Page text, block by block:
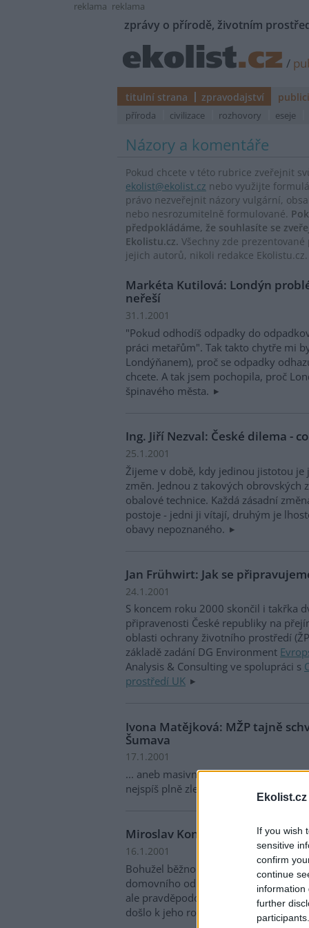
Ekolist.cz
If you wish
sensitive
confirm
continue
information
further
reklama reklama
zprávy o přírodě, životním
/
titulní strana zpravodajství
příroda civilizace rozhovory eseje
Názory a komentáře
Pokud chcete v této rubrice zveřejnit
ekolist@ekolist.cz nebo využijte
právo nezveřejnit názory vulgární,
nebo nesrozumitelně formulované.
předpokládáme, že souhlasíte se
Ekolistu.cz. Všechny zde
jejich autorů, nikoli redakce Ekolistu.cz.
Markéta Kutilová: Londýn
neřeší
31.1.2001
"Pokud odhodíš odpadky do
práci metařům". Tak takto chytře mi
Londýňanem), proč se odpadky
chcete. A tak jsem pochopila, proč
špinavého města.
Ing. Jiří Nezval: České dilema -
25.1.2001
Žijeme v době, kdy jedinou jistotou
změn. Jednou z takových obrovských
obalové technice. Každá zásadní
postoje - jedni ji vítají, druhým je
obavy nepoznaného.
Jan Frühwirt: Jak se
24.1.2001
S koncem roku 2000 skončil i takřka
připravenosti České republiky na
oblasti ochrany životního prostředí
základě zadání DG Environment
Analysis & Consulting ve spolupráci s
prostředí UK
Ivona Matějková: MŽP tajně
Šumava
17.1.2001
... aneb masivní těžba a devastační
nejspíš plně zlegalizovány!
Miroslav Konečný: Nespalujme
16.1.2001
Bohužel běžnou, avšak nepřípustnou
domovního odpadu v kamnech a
ale pravděpodobně v souvislosti se
došlo k jeho rozšíření.